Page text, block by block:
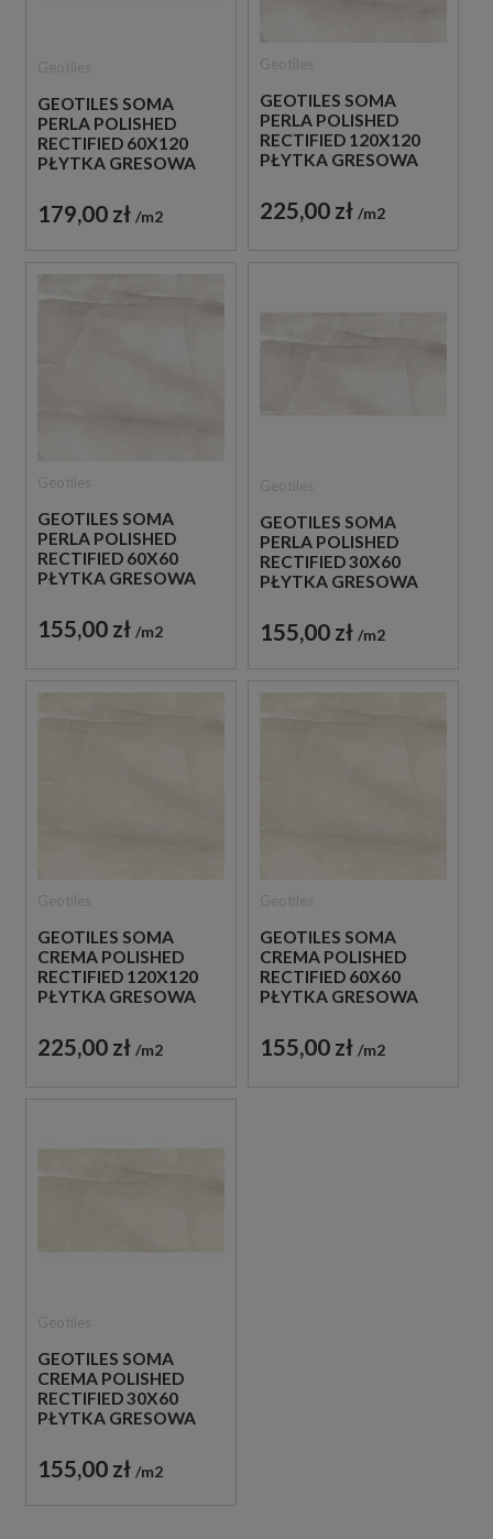
GEOTILES SOMA
PERLA POLISHED
RECTIFIED 60X120
PŁYTKA GRESOWA
179,00 zł m2
GEOTILES SOMA
PERLA POLISHED
RECTIFIED 120X120
PŁYTKA GRESOWA
225,00 zł m2
GEOTILES SOMA
PERLA POLISHED
RECTIFIED 60X60
PŁYTKA GRESOWA
155,00 zł m2
GEOTILES SOMA
PERLA POLISHED
RECTIFIED 30X60
PŁYTKA GRESOWA
155,00 zł m2
GEOTILES SOMA
CREMA POLISHED
RECTIFIED 120X120
PŁYTKA GRESOWA
225,00 zł m2
GEOTILES SOMA
CREMA POLISHED
RECTIFIED 60X60
PŁYTKA GRESOWA
155,00 zł m2
GEOTILES SOMA
CREMA POLISHED
RECTIFIED 30X60
PŁYTKA GRESOWA
155,00 zł m2